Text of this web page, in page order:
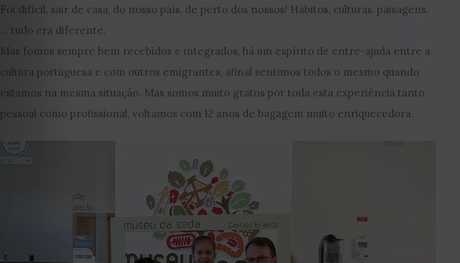
Foi difícil, sair de casa, do nosso país, de perto dos nossos! Hábitos, culturas, paisagens,
… tudo era diferente.
Mas fomos sempre bem recebidos e integrados, há um espírito de entre-ajuda entre a
cultura portuguesa e com outros emigrantes, afinal sentimos todos o mesmo quando
estamos na mesma situação. Mas somos muito gratos por toda esta experiência tanto
pessoal como profissional, voltamos com 12 anos de bagagem muito enriquecedora.